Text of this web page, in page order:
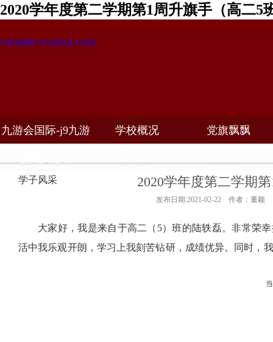
2020学年度第二学期第1周升旗手（高二5
九游会国际-j9九游会真人游戏
九游会国际-j9九游 学校概况 党旗飘飘
学子风采 2020学年度第二学期
发布日期:2021-02-22 作者：董颖
大家好，我是来自于高二（ 5）班的陆轶磊。非常荣
活中我乐观开朗，学习上我刻苦钻研，成绩优异。同时，